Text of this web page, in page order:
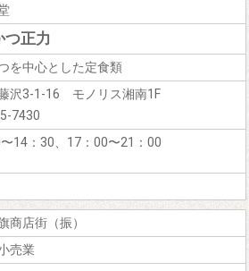
つ正力
を中心とした定食類
沢3-1-16 モノリス湘南1F
7430
14：30、17：00〜21：00
商店街（振）
売業